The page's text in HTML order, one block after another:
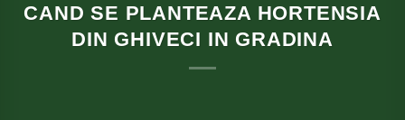
CAND SE PLANTEAZA HORTENSIA
DIN GHIVECI IN GRADINA